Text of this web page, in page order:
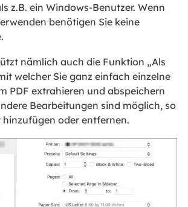
z.B. ein Windows-Benutzer. Wenn
benötigen Sie keine
nämlich auch die Funktion „Als
welcher Sie ganz einfach einzelne
PDF extrahieren und abspeichern
Bearbeitungen sind möglich, so
hinzufügen oder entfernen.